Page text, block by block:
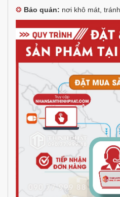
❂ Bảo quản: nơi khô mát,